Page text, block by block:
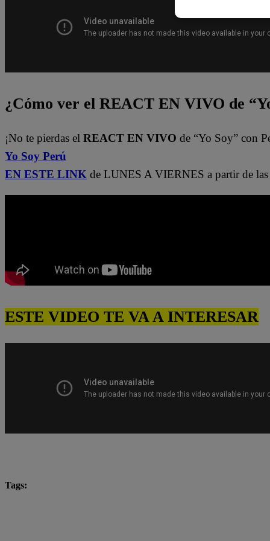
¿Cómo ver el REACT EN VIVO de
¡No te pierdas el REACT EN VIVO de “Yo Soy” con
Yo Soy Perú
EN ESTE LINK de LUNES A VIERNES a partir de
ESTE VIDEO TE VA A INTERESAR
Tags: